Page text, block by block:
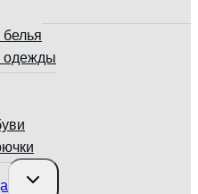
одежды
Переключить
дочернее